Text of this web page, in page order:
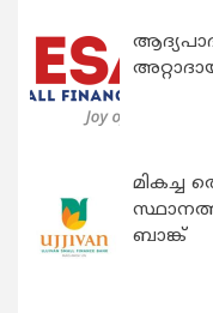
മികച്ച
ബാങ്ക്